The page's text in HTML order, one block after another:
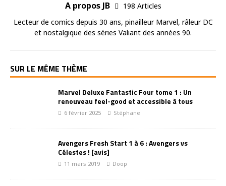
A propos JB
198 Articles
Lecteur de comics depuis 30 ans, pinailleur Marvel, râleur DC
et nostalgique des séries Valiant des années 90.
SUR LE MÊME THÈME
Marvel Deluxe Fantastic Four tome 1 : Un
renouveau feel-good et accessible à tous
6 février 2025 Stéphane
Avengers Fresh Start 1 à 6 : Avengers vs
Célestes ! [avis]
11 mars 2019 Doop